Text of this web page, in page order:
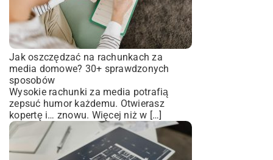
Jak oszczędzać na rachunkach za
media domowe? 30+ sprawdzonych
sposobów
Wysokie rachunki za media potrafią
zepsuć humor każdemu. Otwierasz
kopertę i… znowu. Więcej niż w […]